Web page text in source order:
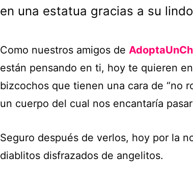
en una estatua gracias a su
Como nuestros amigos de
están pensando en ti, hoy te quieren
bizcochos que tienen una cara de “no
un cuerpo del cual nos encantaría
Seguro después de verlos, hoy por la
diablitos disfrazados de angelitos.